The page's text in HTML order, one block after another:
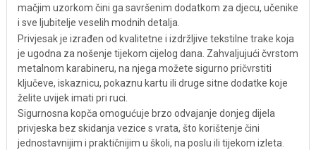
mačjim uzorkom čini ga savršenim dodatkom za djecu, učenike
i sve ljubitelje veselih modnih detalja.
Privjesak je izrađen od kvalitetne i izdržljive tekstilne trake koja
je ugodna za nošenje tijekom cijelog dana. Zahvaljujući čvrstom
metalnom karabineru, na njega možete sigurno pričvrstiti
ključeve, iskaznicu, pokaznu kartu ili druge sitne dodatke koje
želite uvijek imati pri ruci.
Sigurnosna kopča omogućuje brzo odvajanje donjeg dijela
privjeska bez skidanja vezice s vrata, što korištenje čini
jednostavnijim i praktičnijim u školi, na poslu ili tijekom izleta.